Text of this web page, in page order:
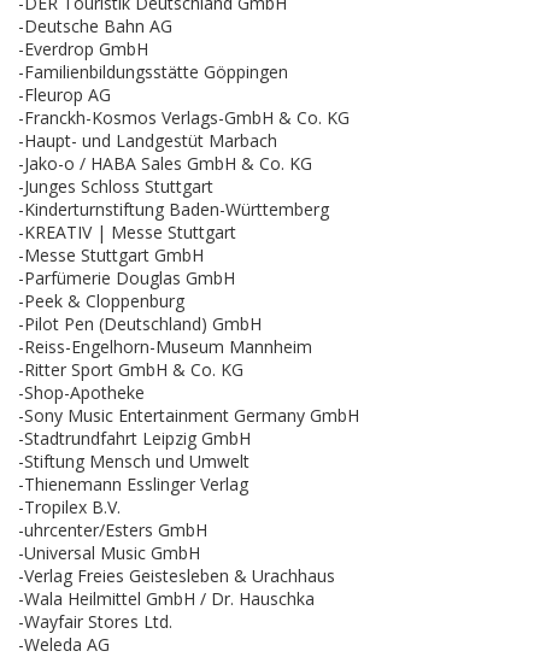
-Deutsche Bahn AG
-Everdrop GmbH
-Familienbildungsstätte Göppingen
-Fleurop AG
-Franckh-Kosmos Verlags-GmbH & Co. KG
-Haupt- und Landgestüt Marbach
-Jako-o / HABA Sales GmbH & Co. KG
-Junges Schloss Stuttgart
-Kinderturnstiftung Baden-Württemberg
-KREATIV | Messe Stuttgart
-Messe Stuttgart GmbH
-Parfümerie Douglas GmbH
-Peek & Cloppenburg
-Pilot Pen (Deutschland) GmbH
-Reiss-Engelhorn-Museum Mannheim
-Ritter Sport GmbH & Co. KG
-Shop-Apotheke
-Sony Music Entertainment Germany GmbH
-Stadtrundfahrt Leipzig GmbH
-Stiftung Mensch und Umwelt
-Thienemann Esslinger Verlag
-Tropilex B.V.
-uhrcenter/Esters GmbH
-Universal Music GmbH
-Verlag Freies Geistesleben & Urachhaus
-Wala Heilmittel GmbH / Dr. Hauschka
-Wayfair Stores Ltd.
-Weleda AG